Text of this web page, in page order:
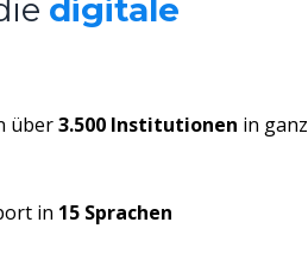
digitale
über3.500 Institutionen in ganz
in 15 Sprachen